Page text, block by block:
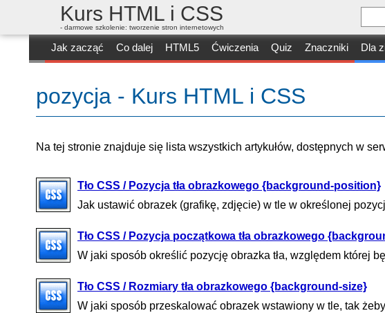
Kurs HTML i CSS
- darmowe szkolenie: tworzenie stron internetowych
Jak zacząć Co dalej HTML5 Ćwiczenia Quiz Znaczniki Dla
pozycja - Kurs HTML i CSS
Na tej stronie znajduje się lista wszystkich artykułów, dostępnych w
Tło CSS / Pozycja tła obrazkowego {background-position}
Jak ustawić obrazek (grafikę, zdjęcie) w tle w określonej
Tło CSS / Pozycja początkowa tła obrazkowego
W jaki sposób określić pozycję obrazka tła, względem której
Tło CSS / Rozmiary tła obrazkowego {background-size}
W jaki sposób przeskalować obrazek wstawiony w tle, tak